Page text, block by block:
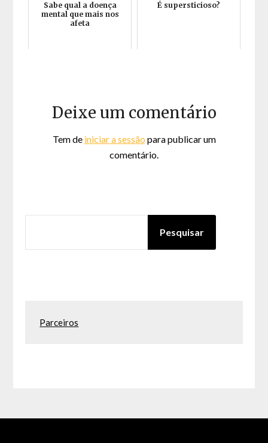
Sabe qual a doença
mental que mais nos
afeta
É supersticioso?
Deixe um comentário
Tem de iniciar a sessão para publicar um
comentário.
Pesquisar
Parceiros